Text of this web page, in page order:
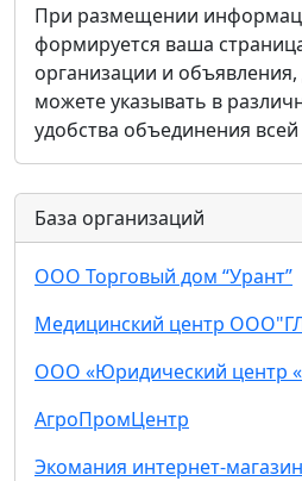
При размещении
формируется ваша
организации и
можете указывать в
удобства объединения
База организаций
ООО Торговый дом “Урант”
Медицинский центр
ООО «Юридический центр
АгроПромЦентр
Экомания интернет-магазин